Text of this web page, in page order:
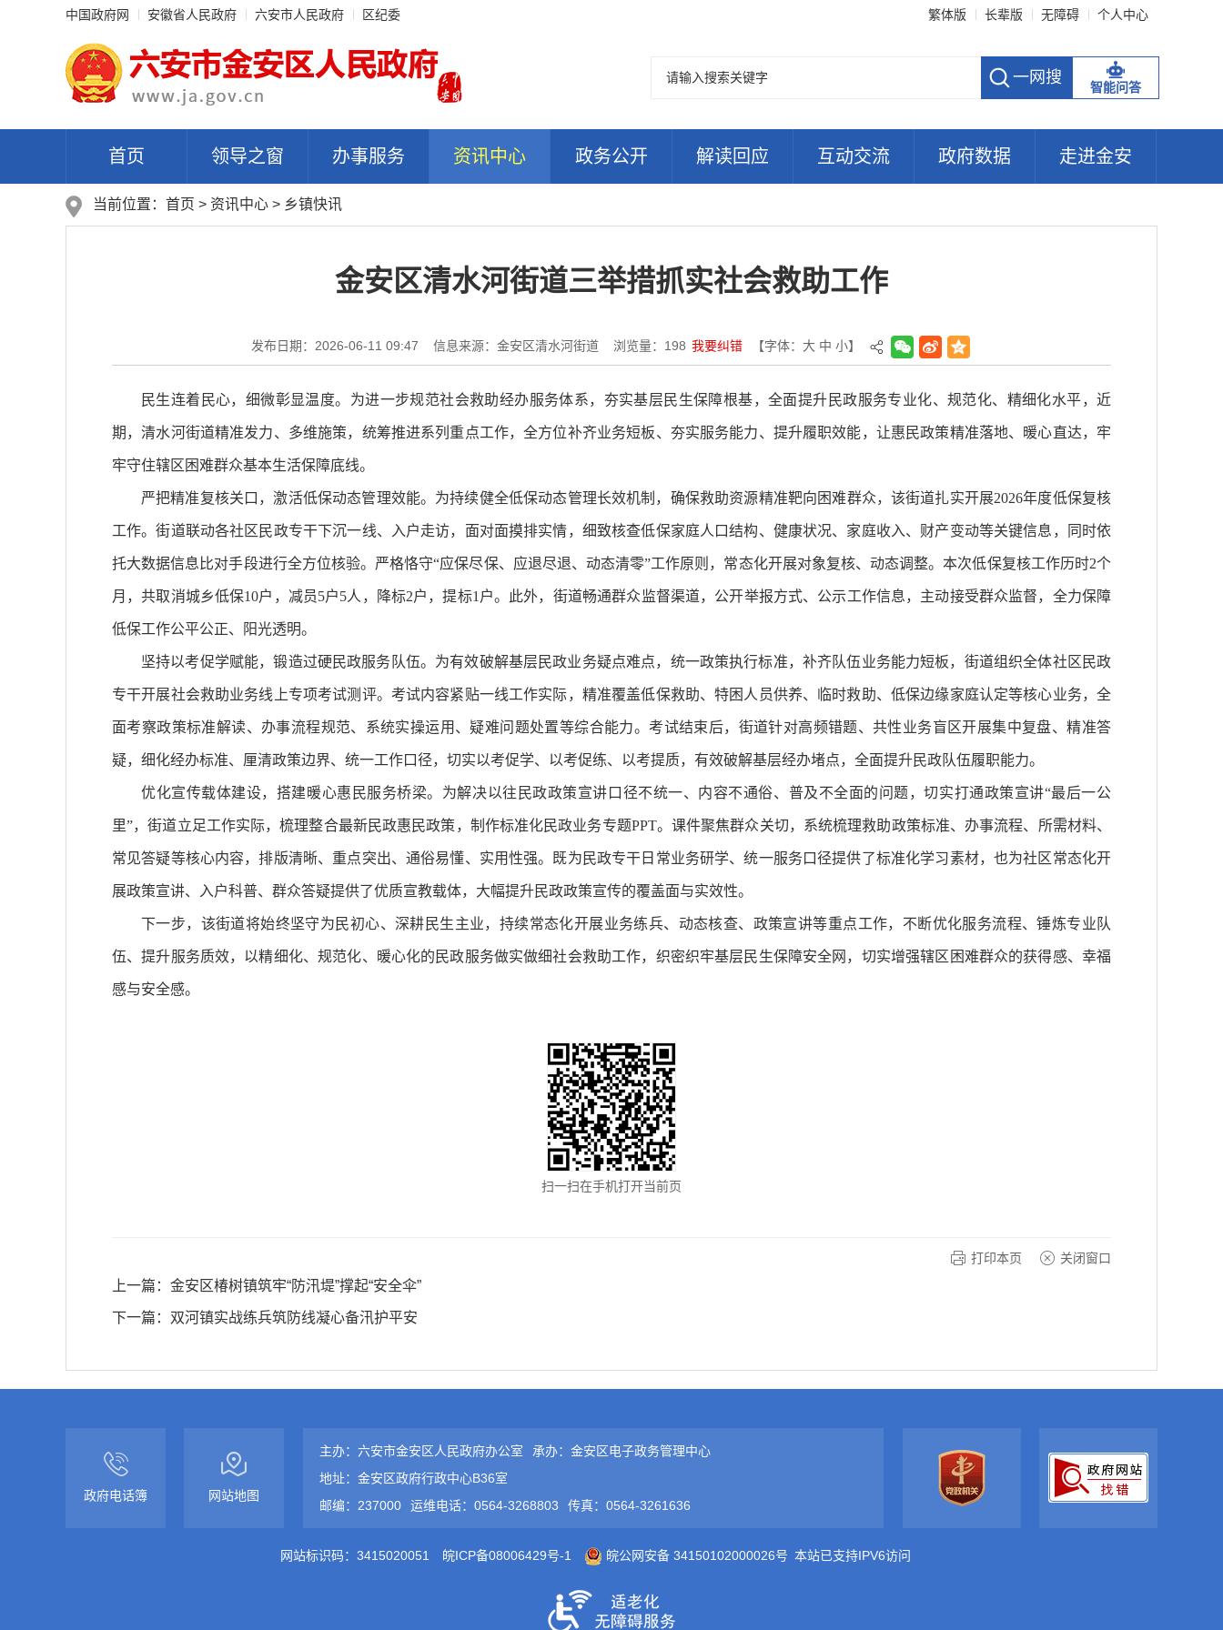
中国政府网 安徽省人民政府 六安市人民政府 区纪委 繁体版 长辈版 无障碍 个人中心
智能问答
首页 领导之窗 办事服务 资讯中心 政务公开 解读回应 互动交流 政府数据 走进金安
当前位置： 首页 > 资讯中心 > 乡镇快讯
金安区清水河街道三举措抓实社会救助工作
发布日期：2026-06-11 09:47 信息来源：金安区清水河街道 浏览量： 198 我要纠错 【字体： 大 中 小】
民生连着民心，细微彰显温度。为进一步规范社会救助经办服务体系，夯实基层民生保障根基，全面提升民政服务专业化、规范化、精细化水平，近
期，清水河街道精准发力、多维施策，统筹推进系列重点工作，全方位补齐业务短板、夯实服务能力、提升履职效能，让惠民政策精准落地、暖心直达，牢
牢守住辖区困难群众基本生活保障底线。
严把精准复核关口，激活低保动态管理效能。为持续健全低保动态管理长效机制，确保救助资源精准靶向困难群众，该街道扎实开展2026年度低保复核
工作。街道联动各社区民政专干下沉一线、入户走访，面对面摸排实情，细致核查低保家庭人口结构、健康状况、家庭收入、财产变动等关键信息，同时依
托大数据信息比对手段进行全方位核验。严格恪守“应保尽保、应退尽退、动态清零”工作原则，常态化开展对象复核、动态调整。本次低保复核工作历时2个
月，共取消城乡低保10户，减员5户5人，降标2户，提标1户。此外，街道畅通群众监督渠道，公开举报方式、公示工作信息，主动接受群众监督，全力保障
低保工作公平公正、阳光透明。
坚持以考促学赋能，锻造过硬民政服务队伍。为有效破解基层民政业务疑点难点，统一政策执行标准，补齐队伍业务能力短板，街道组织全体社区民政
专干开展社会救助业务线上专项考试测评。考试内容紧贴一线工作实际，精准覆盖低保救助、特困人员供养、临时救助、低保边缘家庭认定等核心业务，全
面考察政策标准解读、办事流程规范、系统实操运用、疑难问题处置等综合能力。考试结束后，街道针对高频错题、共性业务盲区开展集中复盘、精准答
疑，细化经办标准、厘清政策边界、统一工作口径，切实以考促学、以考促练、以考提质，有效破解基层经办堵点，全面提升民政队伍履职能力。
优化宣传载体建设，搭建暖心惠民服务桥梁。为解决以往民政政策宣讲口径不统一、内容不通俗、普及不全面的问题，切实打通政策宣讲“最后一公
里”，街道立足工作实际，梳理整合最新民政惠民政策，制作标准化民政业务专题PPT。课件聚焦群众关切，系统梳理救助政策标准、办事流程、所需材料、
常见答疑等核心内容，排版清晰、重点突出、通俗易懂、实用性强。既为民政专干日常业务研学、统一服务口径提供了标准化学习素材，也为社区常态化开
展政策宣讲、入户科普、群众答疑提供了优质宣教载体，大幅提升民政政策宣传的覆盖面与实效性。
下一步，该街道将始终坚守为民初心、深耕民生主业，持续常态化开展业务练兵、动态核查、政策宣讲等重点工作，不断优化服务流程、锤炼专业队
伍、提升服务质效，以精细化、规范化、暖心化的民政服务做实做细社会救助工作，织密织牢基层民生保障安全网，切实增强辖区困难群众的获得感、幸福
感与安全感。
扫一扫在手机打开当前页
打印本页 关闭窗口
上一篇： 金安区椿树镇筑牢“防汛堤”撑起“安全伞”
下一篇： 双河镇实战练兵筑防线凝心备汛护平安
政府电话簿 网站地图
主办：六安市金安区人民政府办公室
承办：金安区电子政务管理中心
地址：金安区政府行政中心B36室
邮编：237000
运维电话：0564-3268803 传真：0564-3261636
网站标识码：3415020051 皖ICP备08006429号-1 皖公网安备 34150102000026号 本站已支持IPV6访问